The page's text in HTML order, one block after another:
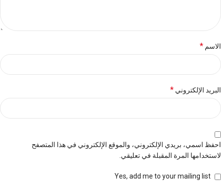
الاسم *
البريد الإلكتروني *
احفظ اسمي، بريدي الإلكتروني، والموقع الإلكتروني في هذا المتصفح
لاستخدامها المرة المقبلة في تعليقي.